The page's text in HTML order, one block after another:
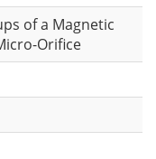
of a Magnetic
Orifice